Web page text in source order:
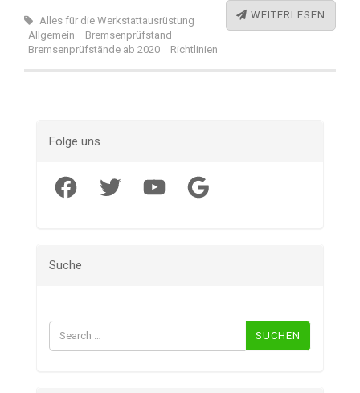
WEITERLESEN
Alles für die Werkstattausrüstung
Allgemein
Bremsenprüfstand
Bremsenprüfstände ab 2020
Richtlinien
Folge uns
Facebook Twitter YouTube Google
Suche
Suchen
nach: